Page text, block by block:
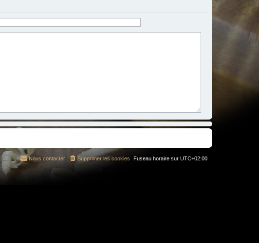
Fuseau horaire sur UTC+02:00
Supprimer les cookies
Nous contacter